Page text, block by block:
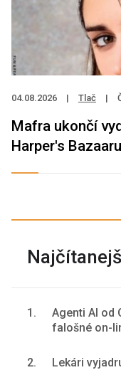
04.08.2026 | Tlač |
Mafra ukončí
Harper's Bazaaru
1.
Agenti AI od
falošné on-
2.
Lekári